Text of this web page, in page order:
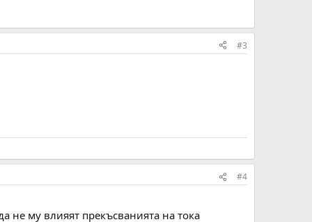
#3
#4
не му влияят прекъсванията на тока